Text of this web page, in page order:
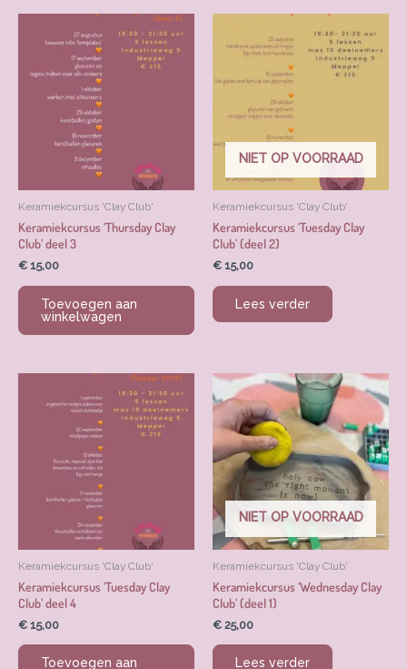
Keramiekcursus 'Clay Club'
Keramiekcursus ‘Thursday Clay
Club’ deel 3
€ 15,00
Toevoegen aan
winkelwagen
NIET OP VOORRAAD
Keramiekcursus 'Clay Club'
Keramiekcursus ‘Tuesday Clay
Club’ (deel 2)
€ 15,00
Lees verder
Keramiekcursus 'Clay Club'
Keramiekcursus ‘Tuesday Clay
Club’ deel 4
€ 15,00
Toevoegen aan
NIET OP VOORRAAD
Keramiekcursus 'Clay Club'
Keramiekcursus ‘Wednesday Clay
Club’ (deel 1)
€ 25,00
Lees verder